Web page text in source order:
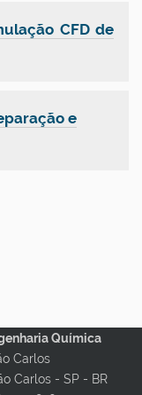
CFD de
e
Química
Carlos
Carlos - SP - BR